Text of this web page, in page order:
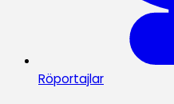
Röportajlar